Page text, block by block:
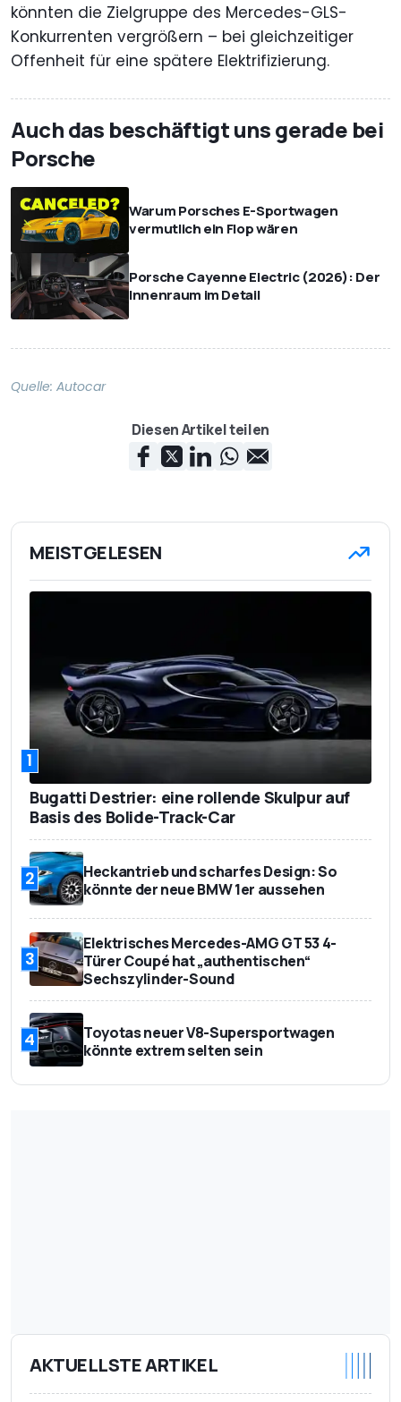
könnten die Zielgruppe des Mercedes-GLS-
Konkurrenten vergrößern – bei gleichzeitiger
Offenheit für eine spätere Elektrifizierung.
Auch das beschäftigt uns gerade bei
Porsche
Warum Porsches E-Sportwagen
vermutlich ein Flop wären
Porsche Cayenne Electric (2026): Der
Innenraum im Detail
Quelle: Autocar
Diesen Artikel teilen
MEISTGELESEN
1
Bugatti Destrier: eine rollende Skulpur auf
Basis des Bolide-Track-Car
2
Heckantrieb und scharfes Design: So
könnte der neue BMW 1er aussehen
3
Elektrisches Mercedes-AMG GT 53 4-
Türer Coupé hat „authentischen“
Sechszylinder-Sound
4
Toyotas neuer V8-Supersportwagen
könnte extrem selten sein
AKTUELLSTE ARTIKEL